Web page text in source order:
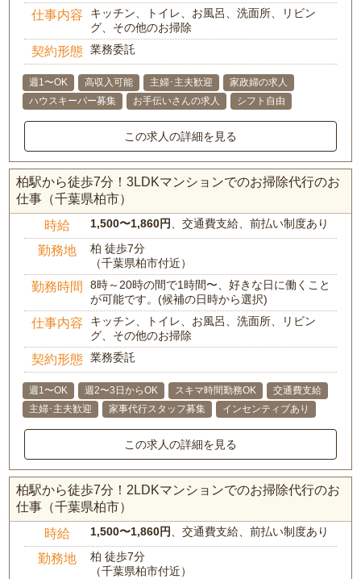
仕事内容
キッチン、トイレ、お風呂、洗面所、リビン
グ、その他のお掃除
契約形態 業務委託
週1〜OK 高収入可能 主婦･主夫歓迎
家政婦の求人
ハウスキーパー募集
お手伝いさんの求人 シフト自由
この求人の詳細を見る
柏駅から徒歩7分！3LDKマンションでのお掃除代行のお
仕事（千葉県柏市）
時給 1,500〜1,860円、交通費支給、前払い制度あり
勤務地
柏 徒歩7分
（千葉県柏市付近）
勤務時間
8時～20時の間で1時間〜、好きな日に働くこと
が可能です。(候補の日時から選択)
仕事内容
キッチン、トイレ、お風呂、洗面所、リビン
グ、その他のお掃除
契約形態 業務委託
週1〜OK 週2〜3日からOK スキマ時間勤務OK
交通費支給
主婦･主夫歓迎
家事代行スタッフ募集 インセンティブあり
この求人の詳細を見る
柏駅から徒歩7分！2LDKマンションでのお掃除代行のお
仕事（千葉県柏市）
時給 1,500〜1,860円、交通費支給、前払い制度あり
勤務地
柏 徒歩7分
（千葉県柏市付近）